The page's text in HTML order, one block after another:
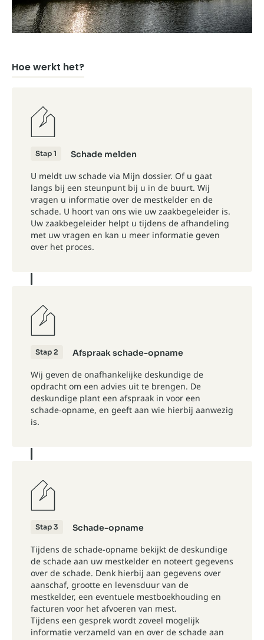
Hoe werkt het?
Stap 1 Schade melden
U meldt uw schade via Mijn dossier. Of u gaat
langs bij een steunpunt bij u in de buurt. Wij
vragen u informatie over de mestkelder en de
schade. U hoort van ons wie uw zaakbegeleider is.
Uw zaakbegeleider helpt u tijdens de afhandeling
met uw vragen en kan u meer informatie geven
over het proces.
Stap 2 Afspraak schade-opname
Wij geven de onafhankelijke deskundige de
opdracht om een advies uit te brengen. De
deskundige plant een afspraak in voor een
schade-opname, en geeft aan wie hierbij aanwezig
is.
Stap 3 Schade-opname
Tijdens de schade-opname bekijkt de deskundige
de schade aan uw mestkelder en noteert gegevens
over de schade. Denk hierbij aan gegevens over
aanschaf, grootte en levensduur van de
mestkelder, een eventuele mestboekhouding en
facturen voor het afvoeren van mest.
Tijdens een gesprek wordt zoveel mogelijk
informatie verzameld van en over de schade aan